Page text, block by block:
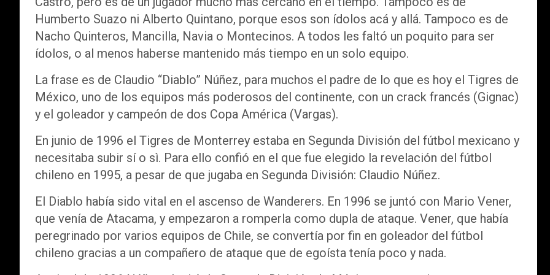
Humberto Suazo ni Alberto Quintano, porque esos son ídolos acá y allá. Tampoco es de
Nacho Quinteros, Mancilla, Navia o Montecinos. A todos les faltó un poquito para ser
ídolos, o al menos haberse mantenido más tiempo en un solo equipo.
La frase es de Claudio “Diablo” Núñez, para muchos el padre de lo que es hoy el Tigres de
México, uno de los equipos más poderosos del continente, con un crack francés (Gignac)
y el goleador y campeón de dos Copa América (Vargas).
En junio de 1996 el Tigres de Monterrey estaba en Segunda División del fútbol mexicano y
necesitaba subir sí o sì. Para ello confió en el que fue elegido la revelación del fútbol
chileno en 1995, a pesar de que jugaba en Segunda División: Claudio Núñez.
El Diablo había sido vital en el ascenso de Wanderers. En 1996 se juntó con Mario Vener,
que venía de Atacama, y empezaron a romperla como dupla de ataque. Vener, que había
peregrinado por varios equipos de Chile, se convertía por fin en goleador del fútbol
chileno gracias a un compañero de ataque que de egoísta tenía poco y nada.